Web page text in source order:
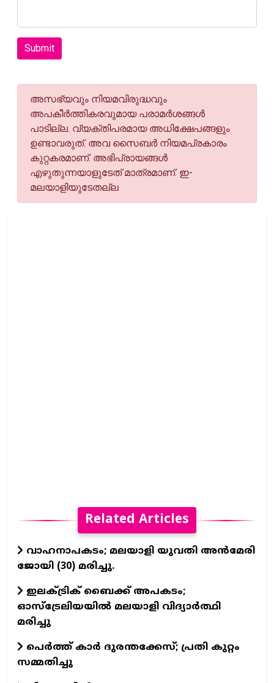
Submit
അസഭ്യവും നിയമവിരുദ്ധവും
അപകീര്‍ത്തികരവുമായ പരാമര്‍ശങ്ങള്‍
പാടില്ല. വ്യക്തിപരമായ അധിക്ഷേപങ്ങളും
ഉണ്ടാവരുത്. അവ സൈബര്‍ നിയമപ്രകാരം
കുറ്റകരമാണ്. അഭിപ്രായങ്ങള്‍
എഴുതുന്നയാളുടേത് മാത്രമാണ്. ഇ-
മലയാളിയുടേതല്ല
Related Articles
വാഹനാപകടം; മലയാളി യുവതി അന്‍മേരി
ജോയി (30) മരിച്ചു.
ഇലക്ട്രിക് ബൈക്ക് അപകടം;
ഓസ്ട്രേലിയയില്‍ മലയാളി വിദ്യാര്‍ത്ഥി
മരിച്ചു
പെര്‍ത്ത് കാര്‍ ദുരന്തക്കേസ്; പ്രതി കുറ്റം
സമ്മതിച്ചു